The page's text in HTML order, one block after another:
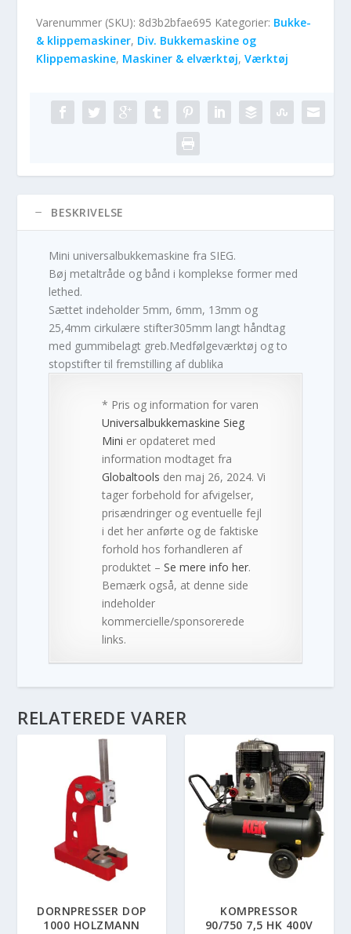
Varenummer (SKU): 8d3b2bfae695 Kategorier: Bukke-
& klippemaskiner, Div. Bukkemaskine og
Klippemaskine, Maskiner & elværktøj,Værktøj
BESKRIVELSE
Mini universalbukkemaskine fra SIEG.
Bøj metaltråde og bånd i komplekse former med
lethed.
Sættet indeholder 5mm, 6mm, 13mm og
25,4mm cirkulære stifter305mm langt håndtag
med gummibelagt greb.Medfølgeværktøj og to
stopstifter til fremstilling af dublika
* Pris og information for varen
Universalbukkemaskine Sieg
Mini er opdateret med
information modtaget fra
Globaltools den maj 26, 2024. Vi
tager forbehold for afvigelser,
prisændringer og eventuelle fejl
i det her anførte og de faktiske
forhold hos forhandleren af
produktet –Se mere info her.
Bemærk også, at denne side
indeholder
kommercielle/sponsorerede
links.
RELATEREDE VARER
DORNPRESSER DOP
1000 HOLZMANN
KOMPRESSOR
90/750 7,5 HK 400V